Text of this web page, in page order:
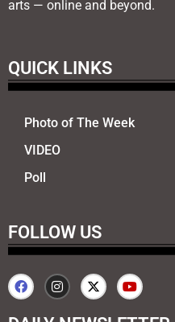
arts — online and beyond.
QUICK LINKS
Photo of The Week
VIDEO
Poll
FOLLOW US